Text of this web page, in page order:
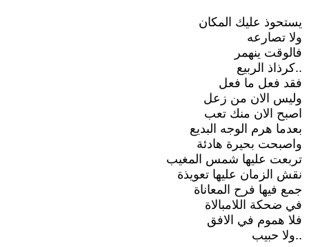
يستحوذ عليك المكان
ولا تصارعه
فالوقت ينهمر
..كرذاذ الربيع
فقد فعل ما فعل
وليس الان من زعل
اصبح الان منك تعب
بعدما هرم الوجه البديع
واصبحت بحيرة هادئة
تربعت عليها شمس المغيب
نقش الزمان عليها تعويذة
جمع فيها فرح المعاناة
في ضحكة اللامبالاة
فلا هموم في الافق
..ولا حبيب